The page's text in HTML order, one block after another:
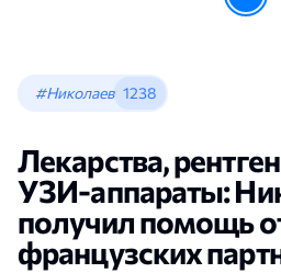
#Николаев 1238
Лекарства,
УЗИ-аппараты:
получил помощь
французских